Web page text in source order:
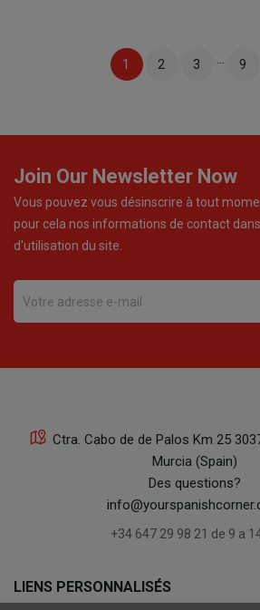
1 2 3 9
Join Our Newsletter Now
Vous pouvez vous désinscrire à tout
pour cela nos informations de contact
d'utilisation du site.
Ctra. Cabo de de Palos Km 25
Murcia (Spain)
Des questions?
+34 647 29 98 21 de 9 a
LIENS PERSONNALISÉS